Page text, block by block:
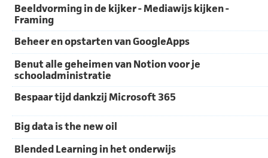
Beeldvorming in de kijker - Mediawijs kijken -
Framing
Beheer en opstarten van GoogleApps
Benut alle geheimen van Notion voor je
schooladministratie
Bespaar tijd dankzij Microsoft 365
Big data is the new oil
Blended Learning in het onderwijs